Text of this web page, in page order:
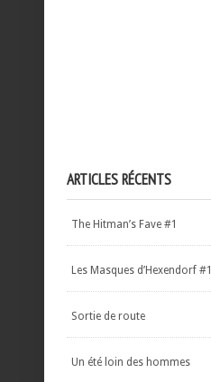
ARTICLES RÉCENTS
The Hitman’s Fave #1
Les Masques d’Hexendorf #1
Sortie de route
Un été loin des hommes